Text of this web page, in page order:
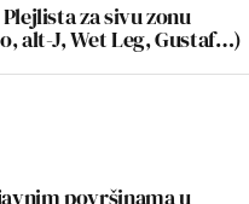
za sivu zonu
alt-J, Wet Leg, Gustaf…)
površinama u